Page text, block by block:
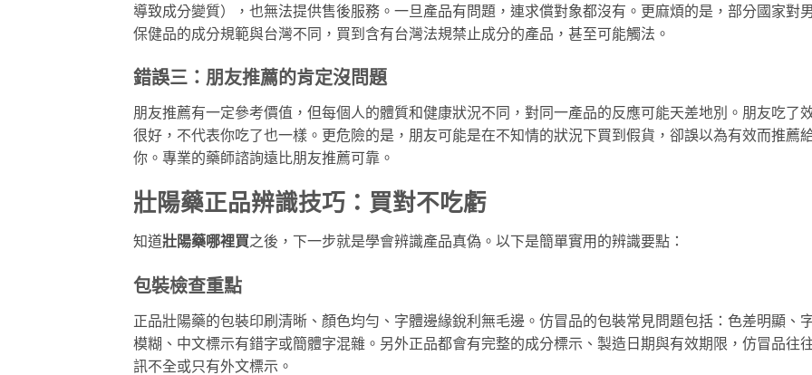
導致成分變質），也無法提供售後服務。一旦產品有問題，連求償對象都沒有。更麻煩的是，部分國家對
保健品的成分規範與台灣不同，買到含有台灣法規禁止成分的產品，甚至可能觸法。
錯誤三：朋友推薦的肯定沒問題
朋友推薦有一定參考價值，但每個人的體質和健康狀況不同，對同一產品的反應可能天差地別。朋友吃了
很好，不代表你吃了也一樣。更危險的是，朋友可能是在不知情的狀況下買到假貨，卻誤以為有效而推薦
你。專業的藥師諮詢遠比朋友推薦可靠。
壯陽藥正品辨識技巧：買對不吃虧
知道壯陽藥哪裡買之後，下一步就是學會辨識產品真偽。以下是簡單實用的辨識要點：
包裝檢查重點
正品壯陽藥的包裝印刷清晰、顏色均勻、字體邊緣銳利無毛邊。仿冒品的包裝常見問題包括：色差明顯、
模糊、中文標示有錯字或簡體字混雜。另外正品都會有完整的成分標示、製造日期與有效期限，仿冒品往
訊不全或只有外文標示。